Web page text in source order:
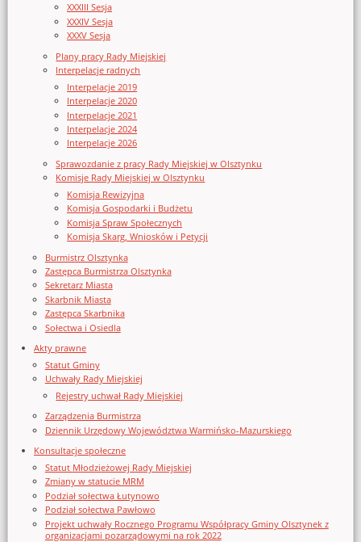
XXXIII Sesja
XXXIV Sesja
XXXV Sesja
Plany pracy Rady Miejskiej
Interpelacje radnych
Interpelacje 2019
Interpelacje 2020
Interpelacje 2021
Interpelacje 2024
Interpelacje 2026
Sprawozdanie z pracy Rady Miejskiej w Olsztynku
Komisje Rady Miejskiej w Olsztynku
Komisja Rewizyjna
Komisja Gospodarki i Budżetu
Komisja Spraw Społecznych
Komisja Skarg, Wniosków i Petycji
Burmistrz Olsztynka
Zastępca Burmistrza Olsztynka
Sekretarz Miasta
Skarbnik Miasta
Zastępca Skarbnika
Sołectwa i Osiedla
Akty prawne
Statut Gminy
Uchwały Rady Miejskiej
Rejestry uchwał Rady Miejskiej
Zarządzenia Burmistrza
Dziennik Urzędowy Województwa Warmińsko-Mazurskiego
Konsultacje społeczne
Statut Młodzieżowej Rady Miejskiej
Zmiany w statucie MRM
Podział sołectwa Łutynowo
Podział sołectwa Pawłowo
Projekt uchwały Rocznego Programu Współpracy Gminy Olsztynek z
organizacjami pozarządowymi na rok 2022